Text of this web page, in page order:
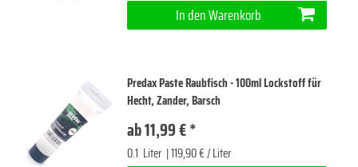
In den Warenkorb
Predax Paste Raubfisch - 100ml Lockstoff für
Hecht, Zander, Barsch
ab 11,99 € *
0.1 Liter | 119,90 € / Liter